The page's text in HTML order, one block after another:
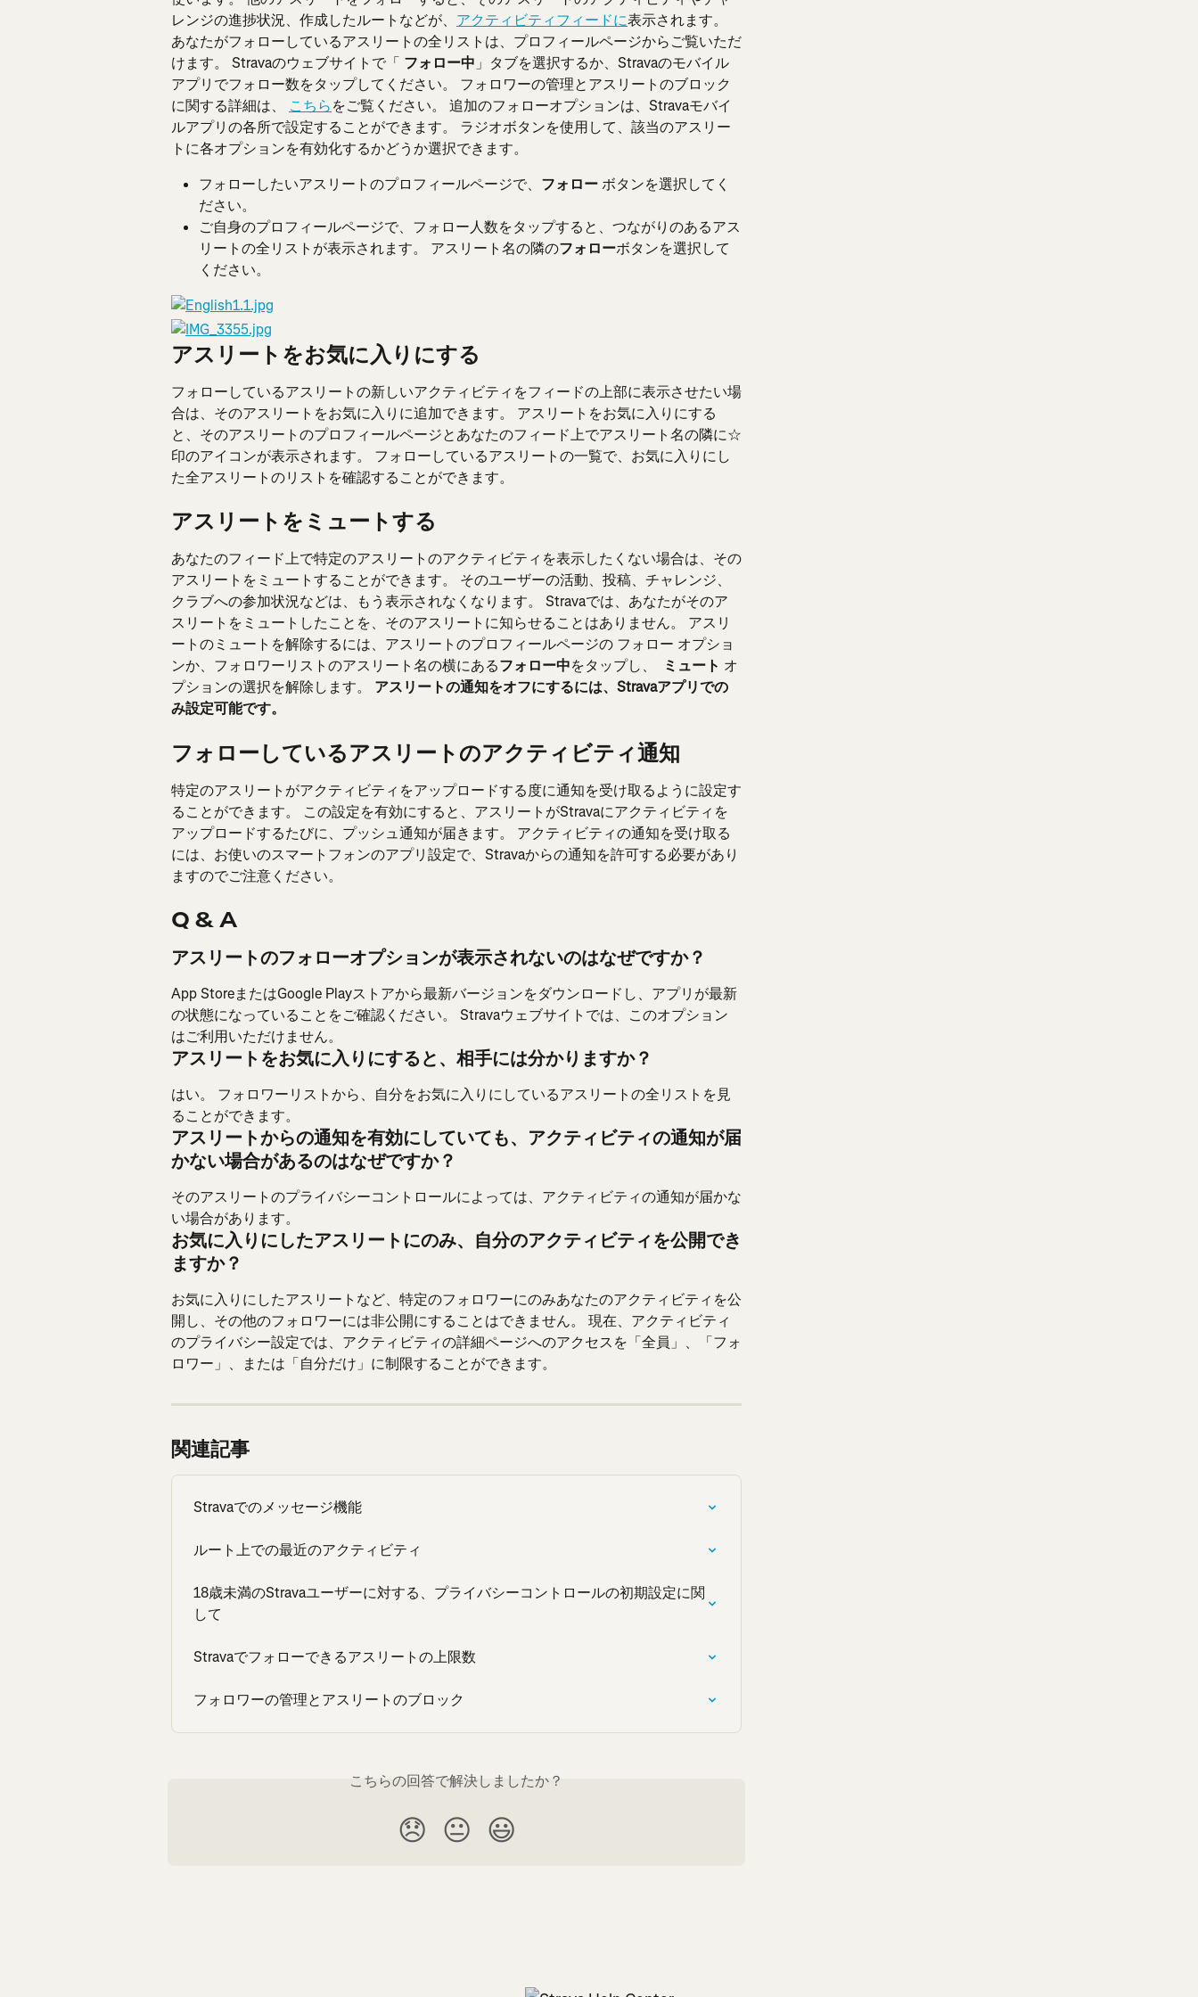
レンジの進捗状況、作成したルートなどが、 アクティビティフィードに表示されます。
あなたがフォローしているアスリートの全リストは、プロフィールページからご覧いただ
けます。 Stravaのウェブサイトで「 フォロー中 」タブを選択するか、Stravaのモバイル
アプリでフォロー数をタップしてください。 フォロワーの管理とアスリートのブロック
に関する詳細は、 こちらをご覧ください。 追加のフォローオプションは、Stravaモバイ
ルアプリの各所で設定することができます。 ラジオボタンを使用して、該当のアスリー
トに各オプションを有効化するかどうか選択できます。
フォローしたいアスリートのプロフィールページで、 フォロー ボタンを選択してく
ださい。
ご自身のプロフィールページで、フォロー人数をタップすると、つながりのあるアス
リートの全リストが表示されます。 アスリート名の隣のフォローボタンを選択して
ください。
アスリートをお気に入りにする
フォローしているアスリートの新しいアクティビティをフィードの上部に表示させたい場
合は、そのアスリートをお気に入りに追加できます。 アスリートをお気に入りにする
と、そのアスリートのプロフィールページとあなたのフィード上でアスリート名の隣に☆
印のアイコンが表示されます。 フォローしているアスリートの一覧で、お気に入りにし
た全アスリートのリストを確認することができます。
アスリートをミュートする
あなたのフィード上で特定のアスリートのアクティビティを表示したくない場合は、その
アスリートをミュートすることができます。 そのユーザーの活動、投稿、チャレンジ、
クラブへの参加状況などは、もう表示されなくなります。 Stravaでは、あなたがそのア
スリートをミュートしたことを、そのアスリートに知らせることはありません。 アスリ
ートのミュートを解除するには、アスリートのプロフィールページの フォロー オプショ
ンか、フォロワーリストのアスリート名の横にあるフォロー中をタップし、 ミュート オ
プションの選択を解除します。 アスリートの通知をオフにするには、Stravaアプリでの
み設定可能です。
フォローしているアスリートのアクティビティ通知
特定のアスリートがアクティビティをアップロードする度に通知を受け取るように設定す
ることができます。 この設定を有効にすると、アスリートがStravaにアクティビティを
アップロードするたびに、プッシュ通知が届きます。 アクティビティの通知を受け取る
には、お使いのスマートフォンのアプリ設定で、Stravaからの通知を許可する必要があり
ますのでご注意ください。
Q & A
アスリートのフォローオプションが表示されないのはなぜですか？
App StoreまたはGoogle Playストアから最新バージョンをダウンロードし、アプリが最新
の状態になっていることをご確認ください。 Stravaウェブサイトでは、このオプション
はご利用いただけません。
アスリートをお気に入りにすると、相手には分かりますか？
はい。 フォロワーリストから、自分をお気に入りにしているアスリートの全リストを見
ることができます。
アスリートからの通知を有効にしていても、アクティビティの通知が届
かない場合があるのはなぜですか？
そのアスリートのプライバシーコントロールによっては、アクティビティの通知が届かな
い場合があります。
お気に入りにしたアスリートにのみ、自分のアクティビティを公開でき
ますか？
お気に入りにしたアスリートなど、特定のフォロワーにのみあなたのアクティビティを公
開し、その他のフォロワーには非公開にすることはできません。 現在、アクティビティ
のプライバシー設定では、アクティビティの詳細ページへのアクセスを「全員」、「フォ
ロワー」、または「自分だけ」に制限することができます。
関連記事
Stravaでのメッセージ機能
ルート上での最近のアクティビティ
18歳未満のStravaユーザーに対する、プライバシーコントロールの初期設定に関
して
Stravaでフォローできるアスリートの上限数
フォロワーの管理とアスリートのブロック
こちらの回答で解決しましたか？
😞 😐 😃